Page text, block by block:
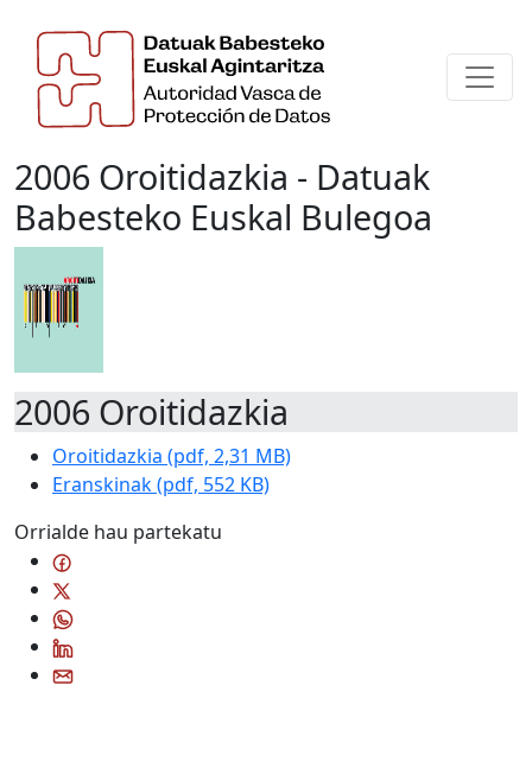
2006 Oroitidazkia - Datuak
Babesteko Euskal Bulegoa
2006 Oroitidazkia
Oroitidazkia (pdf, 2,31 MB)
Eranskinak (pdf, 552 KB)
Orrialde hau partekatu